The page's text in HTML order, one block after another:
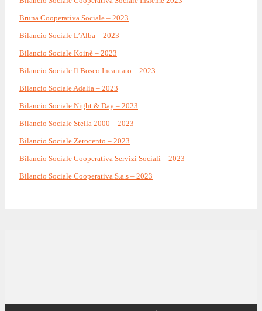
Bruna Cooperativa Sociale – 2023
Bilancio Sociale L’Alba – 2023
Bilancio Sociale Koinè – 2023
Bilancio Sociale Il Bosco Incantato – 2023
Bilancio Sociale Adalia – 2023
Bilancio Sociale Night & Day – 2023
Bilancio Sociale Stella 2000 – 2023
Bilancio Sociale Zerocento – 2023
Bilancio Sociale Cooperativa Servizi Sociali – 2023
Bilancio Sociale Cooperativa S.a.s – 2023